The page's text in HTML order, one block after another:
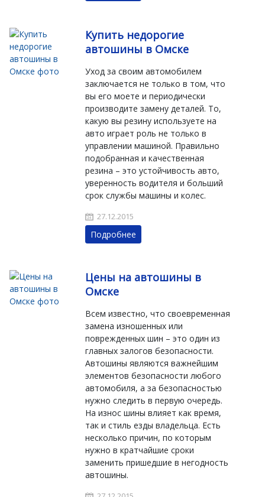
Купить недорогие
автошины в Омске
Уход за своим автомобилем
заключается не только в том, что
вы его моете и периодически
производите замену деталей. То,
какую вы резину используете на
авто играет роль не только в
управлении машиной. Правильно
подобранная и качественная
резина – это устойчивость авто,
уверенность водителя и больший
срок службы машины и колес.
27.12.2015
Подробнее
Цены на автошины в
Омске
Всем известно, что своевременная
замена изношенных или
поврежденных шин – это один из
главных залогов безопасности.
Автошины являются важнейшим
элементов безопасности любого
автомобиля, а за безопасностью
нужно следить в первую очередь.
На износ шины влияет как время,
так и стиль езды владельца. Есть
несколько причин, по которым
нужно в кратчайшие сроки
заменить пришедшие в негодность
автошины.